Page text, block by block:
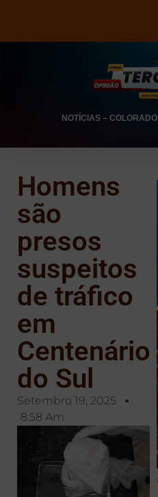
NOTÍCIAS–
Homens
são
presos
suspeitos
de tráfico
em
Centenário
do Sul
Setembro 19, 2025
8:58 Am